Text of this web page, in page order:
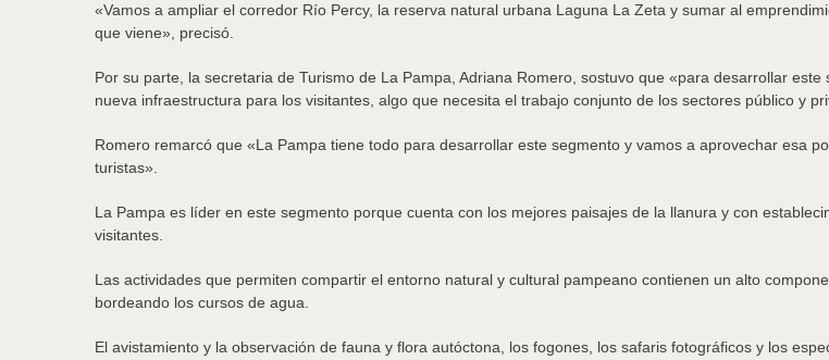
«Vamos a ampliar el corredor Río Percy, la reserva natural urbana Laguna La Zeta y sumar al
que viene», precisó.
Por su parte, la secretaria de Turismo de La Pampa, Adriana Romero, sostuvo que «para desarrollar
nueva infraestructura para los visitantes, algo que necesita el trabajo conjunto de los sectores público y
Romero remarcó que «La Pampa tiene todo para desarrollar este segmento y vamos a aprovechar esa
turistas».
La Pampa es líder en este segmento porque cuenta con los mejores paisajes de la llanura y con
visitantes.
Las actividades que permiten compartir el entorno natural y cultural pampeano contienen un alto
bordeando los cursos de agua.
El avistamiento y la observación de fauna y flora autóctona, los fogones, los safaris fotográficos y los